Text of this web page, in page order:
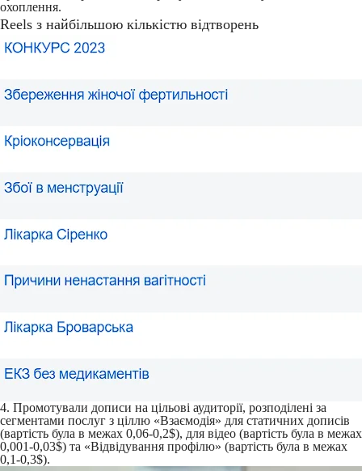
охоплення.
Reels з найбільшою кількістю відтворень
4. Промотували дописи на цільові аудиторії, розподілені за
сегментами послуг з ціллю «Взаємодія» для статичних дописів
(вартість була в межах 0,06-0,2$), для відео (вартість була в межах
0,001-0,03$) та «Відвідування профілю» (вартість була в межах
0,1-0,3$).